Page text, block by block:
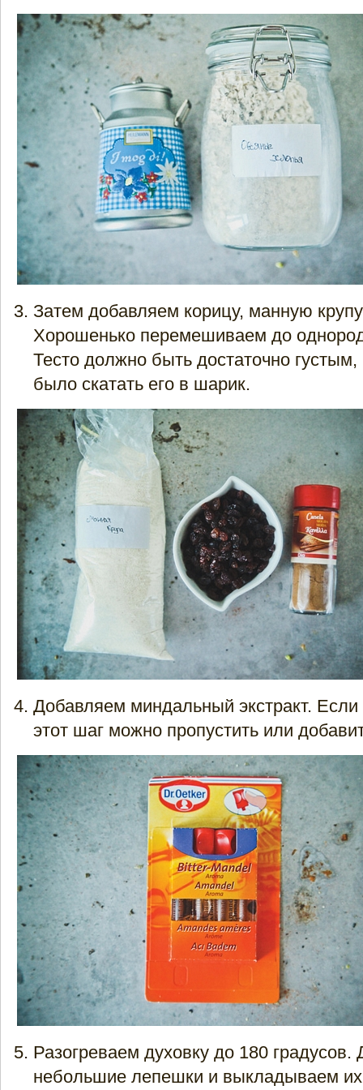
Затем добавляем корицу, манную
Хорошенько перемешиваем до
Тесто должно быть достаточно
было скатать его в шарик.
Добавляем миндальный экстракт. Если
этот шаг можно пропустить или
Разогреваем духовку до 180 градусов.
небольшие лепешки и выкладываем их